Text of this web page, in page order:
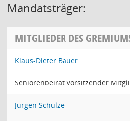
Mandatsträger:
MITGLIEDER DES
Klaus-Dieter Bauer
Seniorenbeirat Vorsitzender
Jürgen Schulze